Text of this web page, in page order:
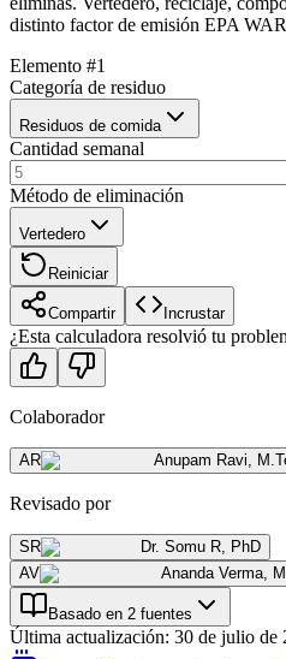
distinto factor de emisión EPA
Elemento #1
Categoría de residuo
Residuos de comida
Cantidad semanal
Método de eliminación
Vertedero
Reiniciar
Compartir Incrustar
¿Esta calculadora resolvió tu
Colaborador
AR Anupam Ravi,
Revisado por
SR Dr. Somu R, PhD
AV
Ananda Verma,
Basado en 2 fuentes
Última actualización: 30 de julio de